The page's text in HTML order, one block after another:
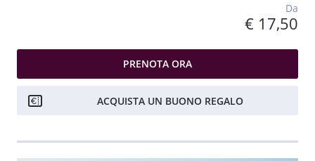
Da
€ 17,50
PRENOTA ORA
ACQUISTA UN BUONO REGALO